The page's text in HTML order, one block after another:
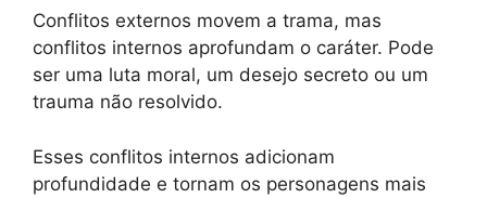
Conflitos externos movem a trama, mas
conflitos internos aprofundam o caráter. Pode
ser uma luta moral, um desejo secreto ou um
trauma não resolvido.
Esses conflitos internos adicionam
profundidade e tornam os personagens mais